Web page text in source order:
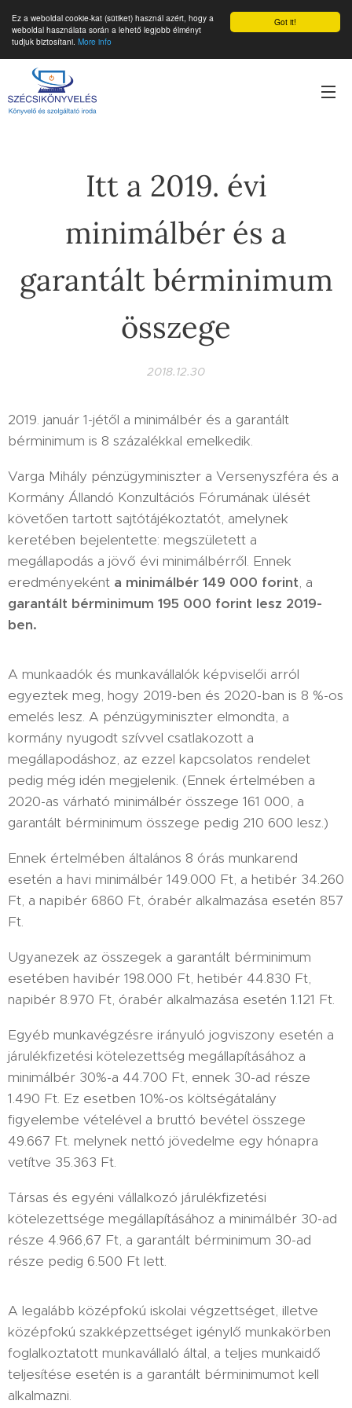
Got it!
Ez a weboldal cookie-kat (sütiket) használ azért, hogy a
weboldal használata során a lehető legjobb élményt
tudjuk biztosítani. More info
Itt a 2019. évi
minimálbér és a
garantált bérminimum
összege
2018.12.30
2019. január 1-jétől a minimálbér és a garantált
bérminimum is 8 százalékkal emelkedik.
Varga Mihály pénzügyminiszter a Versenyszféra és a
Kormány Állandó Konzultációs Fórumának ülését
követően tartott sajtótájékoztatót, amelynek
keretében bejelentette: megszületett a
megállapodás a jövő évi minimálbérről. Ennek
eredményeként a minimálbér 149 000 forint, a
garantált bérminimum 195 000 forint lesz 2019-
ben.
A munkaadók és munkavállalók képviselői arról
egyeztek meg, hogy 2019-ben és 2020-ban is 8 %-os
emelés lesz. A pénzügyminiszter elmondta, a
kormány nyugodt szívvel csatlakozott a
megállapodáshoz, az ezzel kapcsolatos rendelet
pedig még idén megjelenik. (Ennek értelmében a
2020-as várható minimálbér összege 161 000, a
garantált bérminimum összege pedig 210 600 lesz.)
Ennek értelmében általános 8 órás munkarend
esetén a havi minimálbér 149.000 Ft, a hetibér 34.260
Ft, a napibér 6860 Ft, órabér alkalmazása esetén 857
Ft.
Ugyanezek az összegek a garantált bérminimum
esetében havibér 198.000 Ft, hetibér 44.830 Ft,
napibér 8.970 Ft, órabér alkalmazása esetén 1.121 Ft.
Egyéb munkavégzésre irányuló jogviszony esetén a
járulékfizetési kötelezettség megállapításához a
minimálbér 30%-a 44.700 Ft, ennek 30-ad része
1.490 Ft. Ez esetben 10%-os költségátalány
figyelembe vételével a bruttó bevétel összege
49.667 Ft. melynek nettó jövedelme egy hónapra
vetítve 35.363 Ft.
Társas és egyéni vállalkozó járulékfizetési
kötelezettsége megállapításához a minimálbér 30-ad
része 4.966,67 Ft, a garantált bérminimum 30-ad
része pedig 6.500 Ft lett.
A legalább középfokú iskolai végzettséget, illetve
középfokú szakképzettséget igénylő munkakörben
foglalkoztatott munkavállaló által, a teljes munkaidő
teljesítése esetén is a garantált bérminimumot kell
alkalmazni.